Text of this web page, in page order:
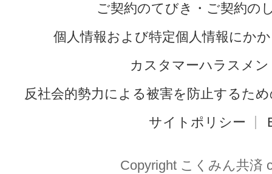
ご契約のてびき・ご契約の
個人情報および特定個人情報にか
カスタマーハラスメ
反社会的勢力による被害を防止するた
サイトポリシー
Copyright こくみん共済